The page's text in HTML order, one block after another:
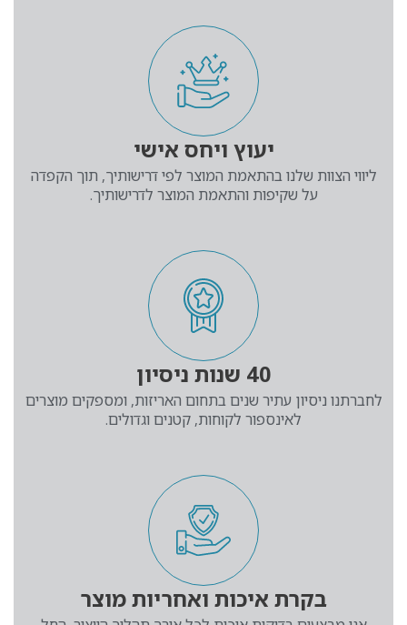
יעוץ ויחס אישי
ליווי הצוות שלנו בהתאמת המוצר לפי דרישותיך, תוך הקפדה
על שקיפות והתאמת המוצר לדרישותיך.
40 שנות ניסיון
לחברתנו ניסיון עתיר שנים בתחום האריזות, ומספקים מוצרים
לאינספור לקוחות, קטנים וגדולים.
בקרת איכות ואחריות מוצר